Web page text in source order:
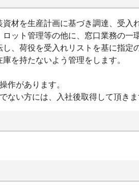
材を生産計画に基づき調達、受入
ロット管理等の他に、窓口業務の一
し、荷役を受入れリストを基に指定
を持たないよう管理をします。
作があります。
ない方には、入社後取得して頂き